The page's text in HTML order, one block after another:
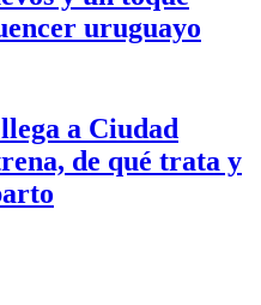
uruguayo
a Ciudad
de qué trata y